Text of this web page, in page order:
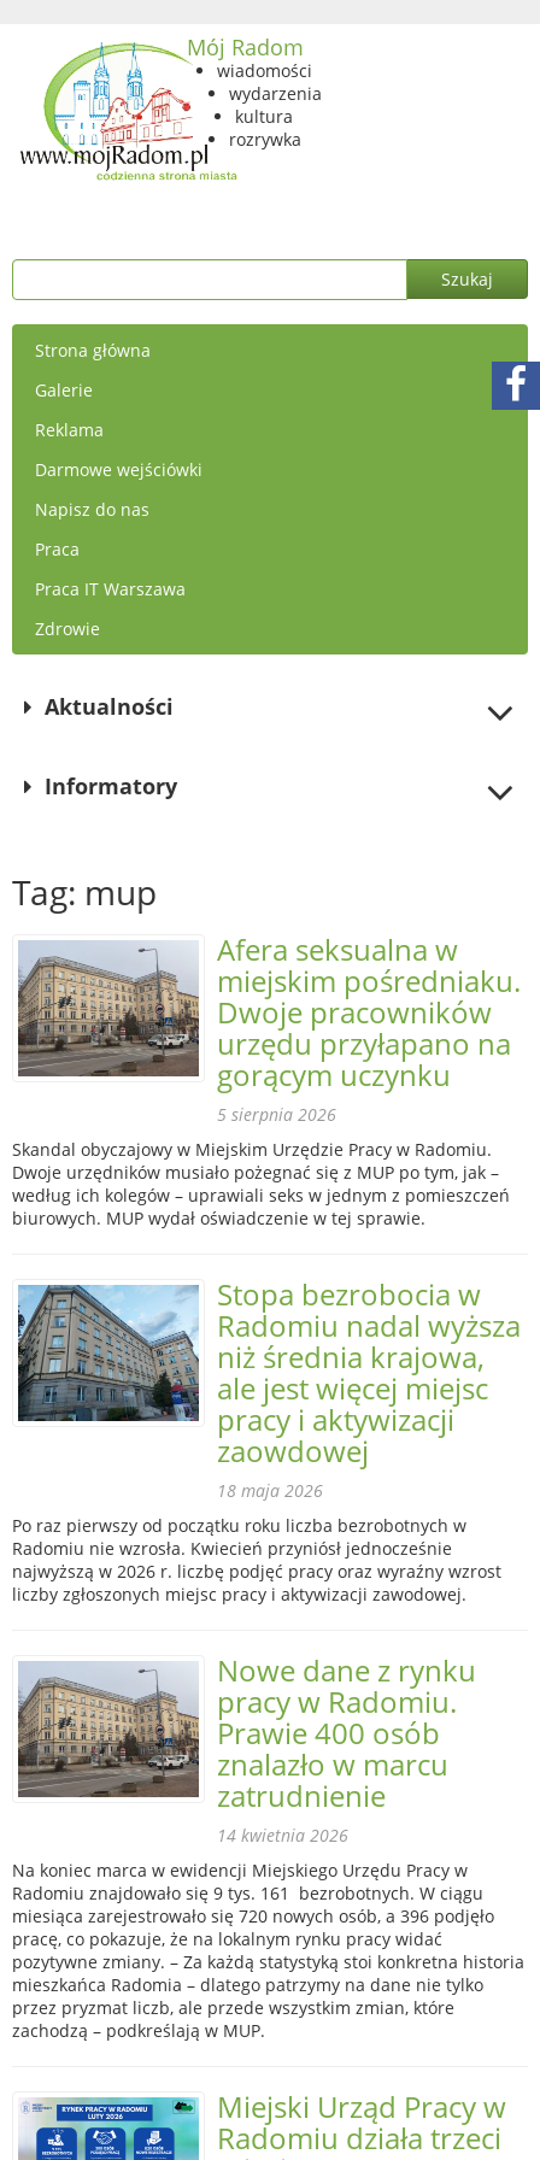
Mój Radom
wiadomości
wydarzenia
kultura
rozrywka
Strona główna
Galerie
Reklama
Darmowe wejściówki
Napisz do nas
Praca
Praca IT Warszawa
Zdrowie
Aktualności
Informatory
Tag: mup
Afera seksualna w
miejskim pośredniaku.
Dwoje pracowników
urzędu przyłapano na
gorącym uczynku
5 sierpnia 2026
Skandal obyczajowy w Miejskim Urzędzie Pracy w Radomiu.
Dwoje urzędników musiało pożegnać się z MUP po tym, jak –
według ich kolegów – uprawiali seks w jednym z pomieszczeń
biurowych. MUP wydał oświadczenie w tej sprawie.
Stopa bezrobocia w
Radomiu nadal wyższa
niż średnia krajowa,
ale jest więcej miejsc
pracy i aktywizacji
zaowdowej
18 maja 2026
Po raz pierwszy od początku roku liczba bezrobotnych w
Radomiu nie wzrosła. Kwiecień przyniósł jednocześnie
najwyższą w 2026 r. liczbę podjęć pracy oraz wyraźny wzrost
liczby zgłoszonych miejsc pracy i aktywizacji zawodowej.
Nowe dane z rynku
pracy w Radomiu.
Prawie 400 osób
znalazło w marcu
zatrudnienie
14 kwietnia 2026
Na koniec marca w ewidencji Miejskiego Urzędu Pracy w
Radomiu znajdowało się 9 tys. 161 bezrobotnych. W ciągu
miesiąca zarejestrowało się 720 nowych osób, a 396 podjęło
pracę, co pokazuje, że na lokalnym rynku pracy widać
pozytywne zmiany. – Za każdą statystyką stoi konkretna historia
mieszkańca Radomia – dlatego patrzymy na dane nie tylko
przez pryzmat liczb, ale przede wszystkim zmian, które
zachodzą – podkreślają w MUP.
Miejski Urząd Pracy w
Radomiu działa trzeci